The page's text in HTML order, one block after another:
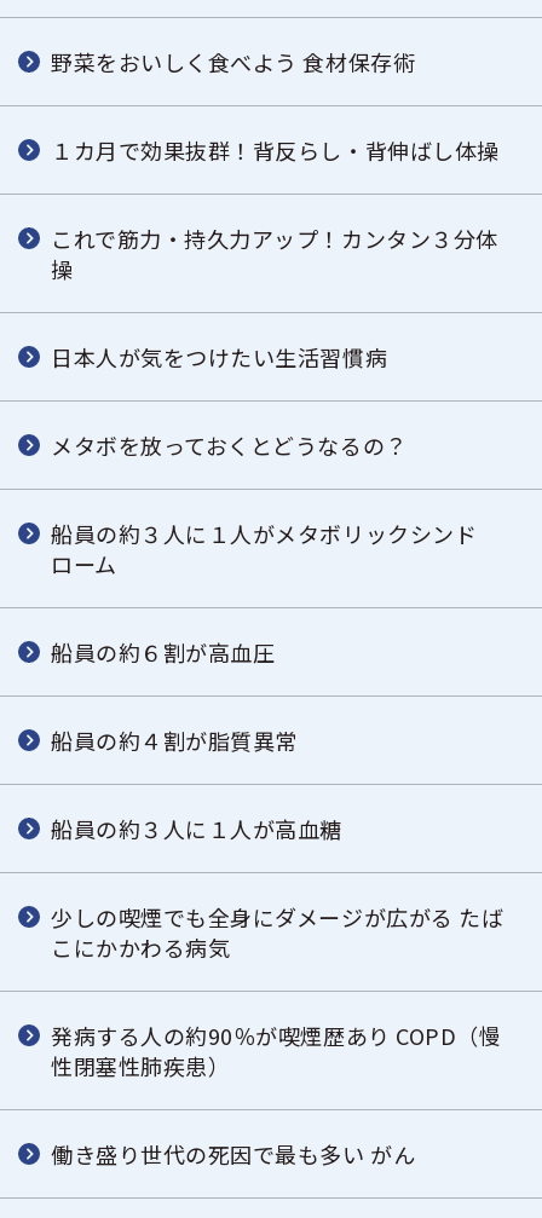
野菜をおいしく食べよう 食材保存術
１カ月で効果抜群！背反らし・背伸ばし体操
これで筋力・持久力アップ！カンタン３分体
操
日本人が気をつけたい生活習慣病
メタボを放っておくとどうなるの？
船員の約３人に１人がメタボリックシンド
ローム
船員の約６割が高血圧
船員の約４割が脂質異常
船員の約３人に１人が高血糖
少しの喫煙でも全身にダメージが広がる たば
こにかかわる病気
発病する人の約90％が喫煙歴あり COPD（慢
性閉塞性肺疾患）
働き盛り世代の死因で最も多い がん